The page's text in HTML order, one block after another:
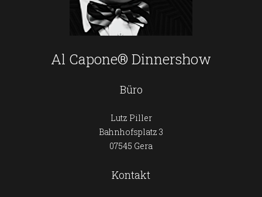
Al Capone® Dinnershow
Büro
Lutz Piller
Bahnhofsplatz 3
07545 Gera
Kontakt